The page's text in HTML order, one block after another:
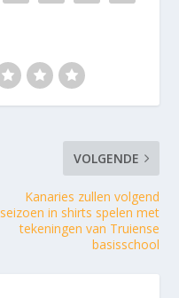
VOLGENDE
Kanaries zullen volgend
seizoen in shirts spelen met
tekeningen van Truiense
basisschool